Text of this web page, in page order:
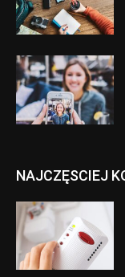
NAJCZĘSCIEJ